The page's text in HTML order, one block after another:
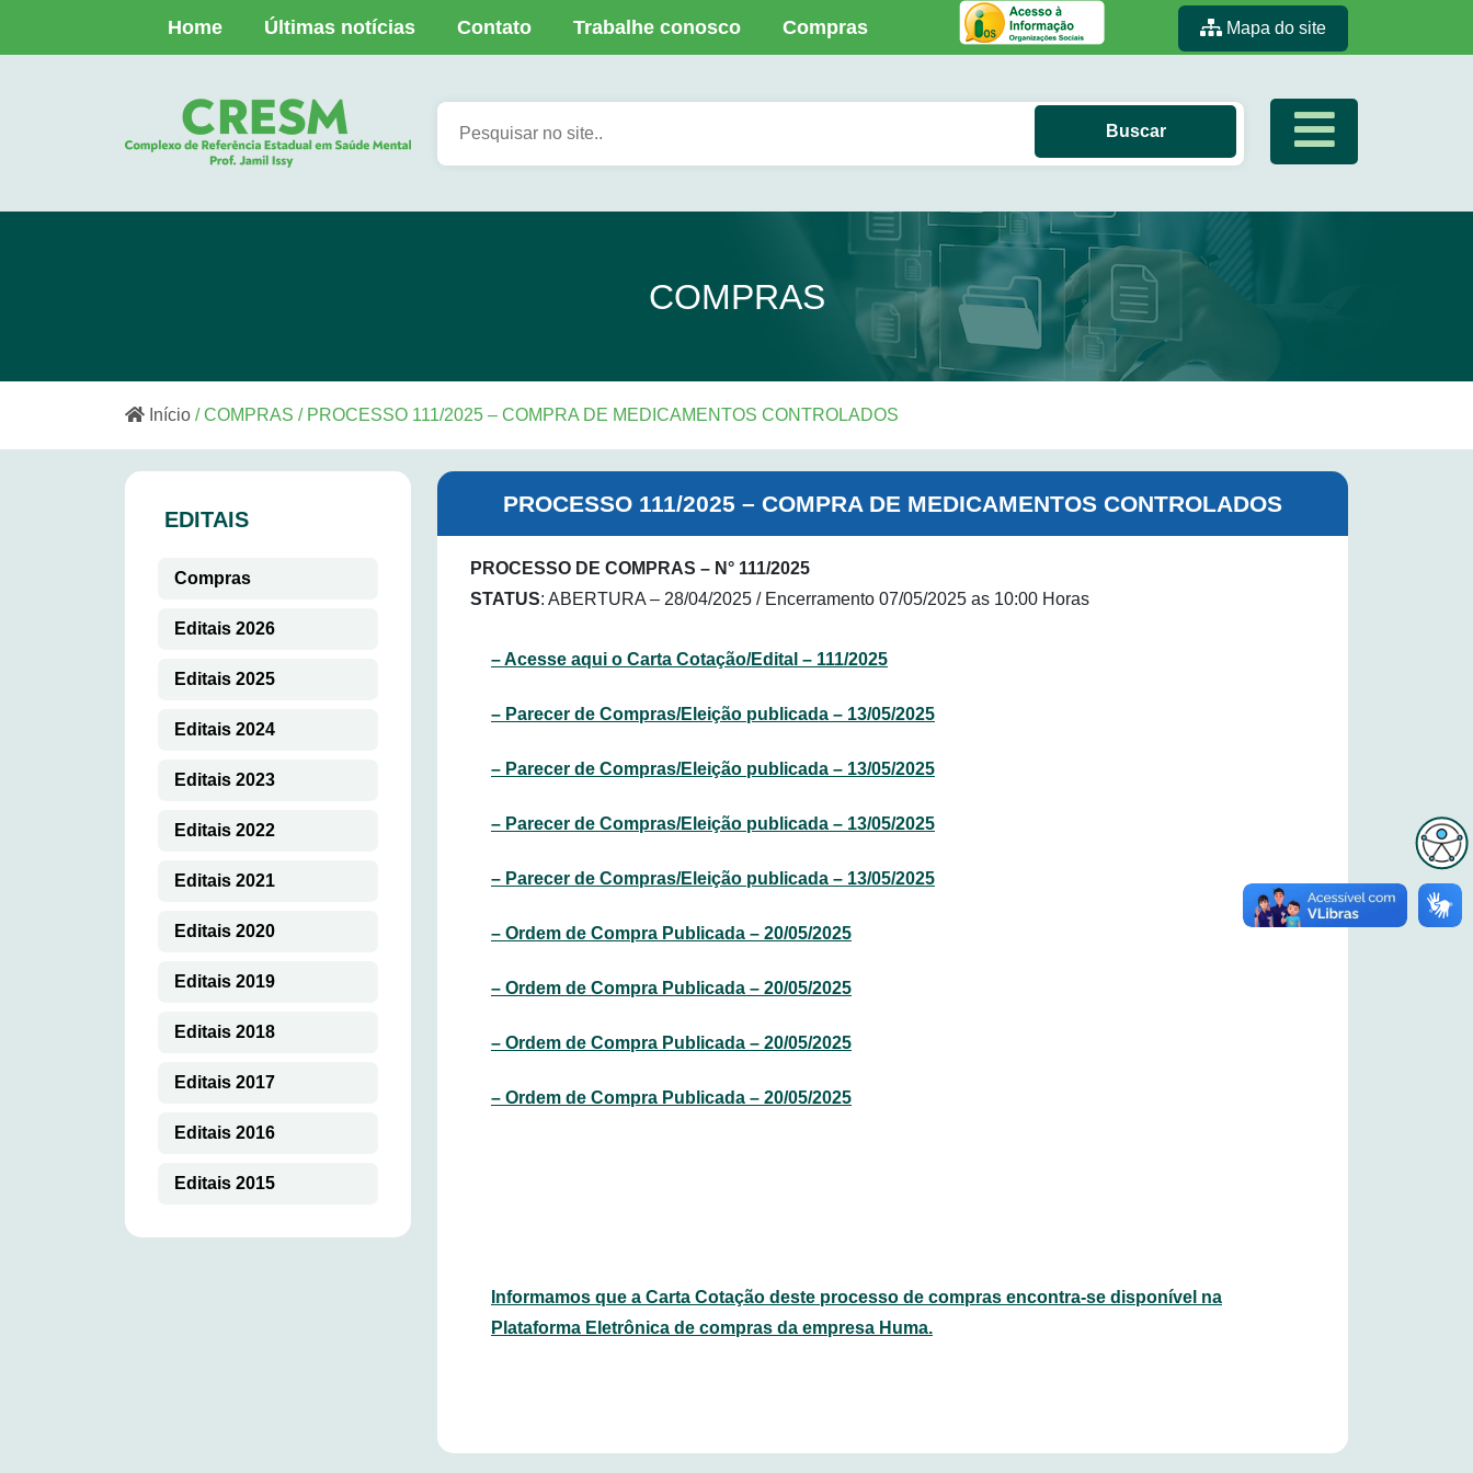
Home Últimas notícias Contato Trabalhe conosco Compras Mapa do site
COMPRAS
Início / COMPRAS / PROCESSO 111/2025 – COMPRA DE MEDICAMENTOS CONTROLADOS
EDITAIS
Compras
Editais 2026
Editais 2025
Editais 2024
Editais 2023
Editais 2022
Editais 2021
Editais 2020
Editais 2019
Editais 2018
Editais 2017
Editais 2016
Editais 2015
PROCESSO 111/2025 – COMPRA DE MEDICAMENTOS CONTROLADOS
PROCESSO DE COMPRAS – N° 111/2025
STATUS: ABERTURA – 28/04/2025 / Encerramento 07/05/2025 as 10:00 Horas
– Acesse aqui o Carta Cotação/Edital – 111/2025
– Parecer de Compras/Eleição publicada – 13/05/2025
– Parecer de Compras/Eleição publicada – 13/05/2025
– Parecer de Compras/Eleição publicada – 13/05/2025
– Parecer de Compras/Eleição publicada – 13/05/2025
– Ordem de Compra Publicada – 20/05/2025
– Ordem de Compra Publicada – 20/05/2025
– Ordem de Compra Publicada – 20/05/2025
– Ordem de Compra Publicada – 20/05/2025
Informamos que a Carta Cotação deste processo de compras encontra-se disponível na
Plataforma Eletrônica de compras da empresa Huma.